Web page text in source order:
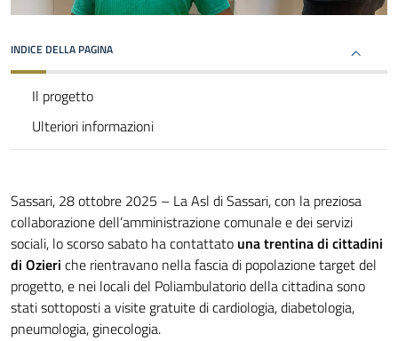
INDICE DELLA PAGINA
Il progetto
Ulteriori informazioni
Sassari, 28 ottobre 2025 – La Asl di Sassari, con la preziosa
collaborazione dell’amministrazione comunale e dei servizi
sociali, lo scorso sabato ha contattato una trentina di cittadini
di Ozieri che rientravano nella fascia di popolazione target del
progetto, e nei locali del Poliambulatorio della cittadina sono
stati sottoposti a visite gratuite di cardiologia, diabetologia,
pneumologia, ginecologia.